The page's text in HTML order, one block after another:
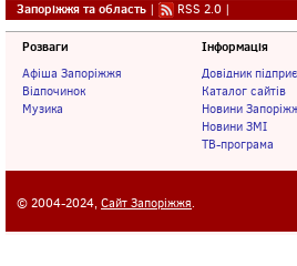
Запоріжжя та область | RSS 2.0 |
Розваги
Афіша Запоріжжя
Відпочинок
Музика
Інформація
Довідник
Каталог сайтів
Новини
Новини ЗМІ
ТВ-програма
© 2004-2024, Сайт Запоріжжя.